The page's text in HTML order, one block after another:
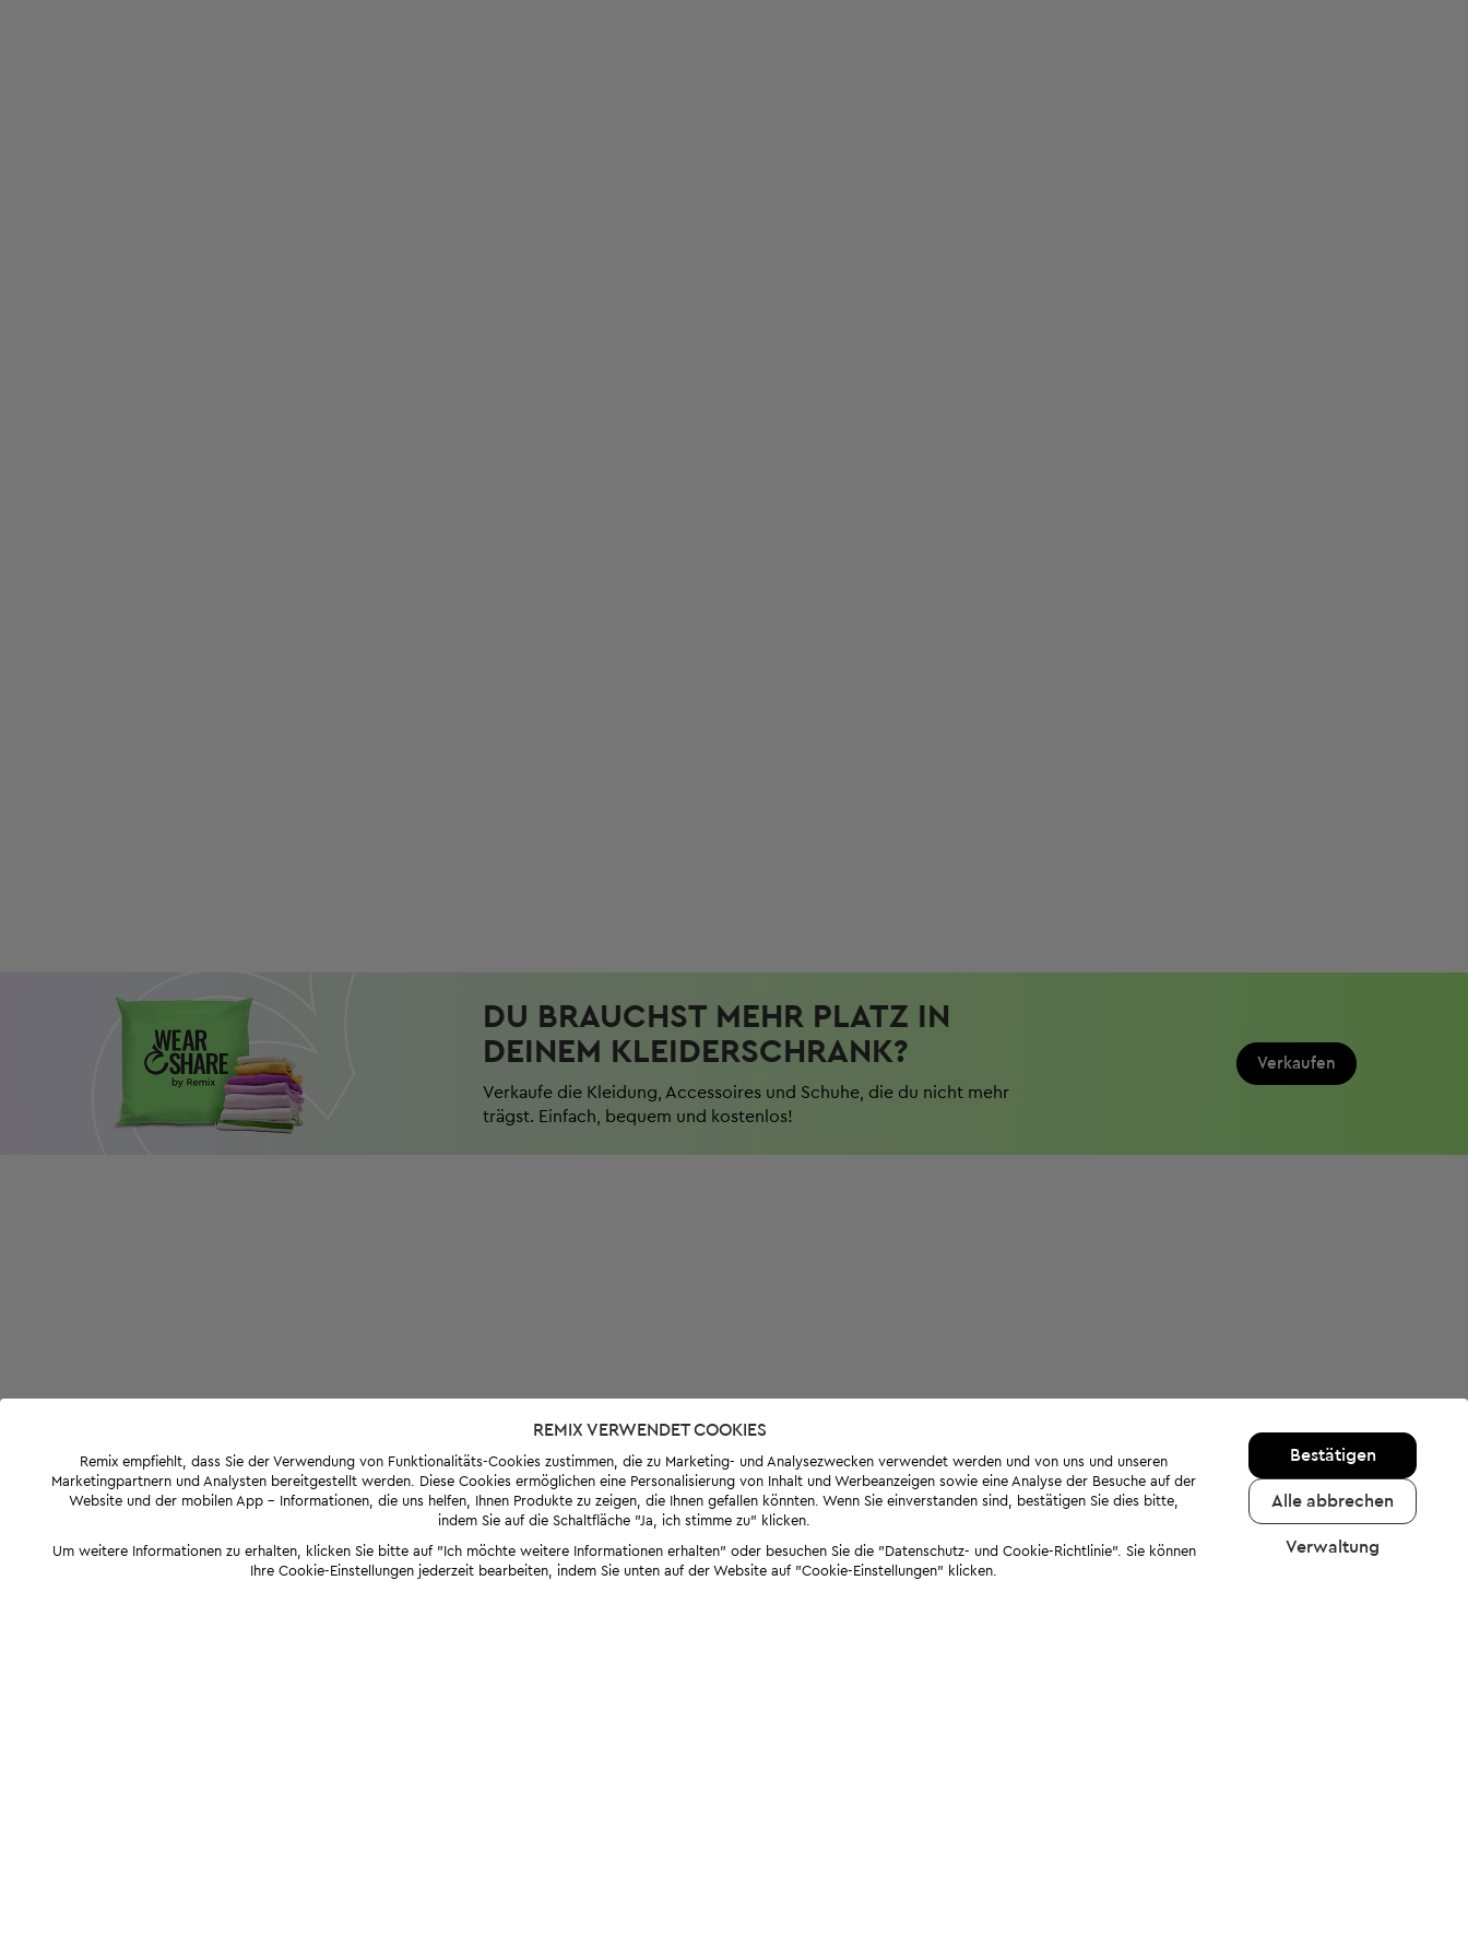
DU BRAUCHST MEHR PLATZ IN
DEINEM KLEIDERSCHRANK?
Verkaufe die Kleidung, Accessoires und Schuhe, die du nicht mehr
trägst. Einfach, bequem und kostenlos!
Verkaufen
REMIX VERWENDET COOKIES
Remix empfiehlt, dass Sie der Verwendung von Funktionalitäts-Cookies zustimmen, die zu Marketing- und Analysezwecken verwendet werden und von uns und unseren
Marketingpartnern und Analysten bereitgestellt werden. Diese Cookies ermöglichen eine Personalisierung von Inhalt und Werbeanzeigen sowie eine Analyse der Besuche auf der
Website und der mobilen App - Informationen, die uns helfen, Ihnen Produkte zu zeigen, die Ihnen gefallen könnten. Wenn Sie einverstanden sind, bestätigen Sie dies bitte,
indem Sie auf die Schaltfläche "Ja, ich stimme zu" klicken.
Um weitere Informationen zu erhalten, klicken Sie bitte auf "Ich möchte weitere Informationen erhalten" oder besuchen Sie die "Datenschutz- und Cookie-Richtlinie". Sie können
Ihre Cookie-Einstellungen jederzeit bearbeiten, indem Sie unten auf der Website auf "Cookie-Einstellungen" klicken.
Bestätigen
Alle abbrechen
Verwaltung